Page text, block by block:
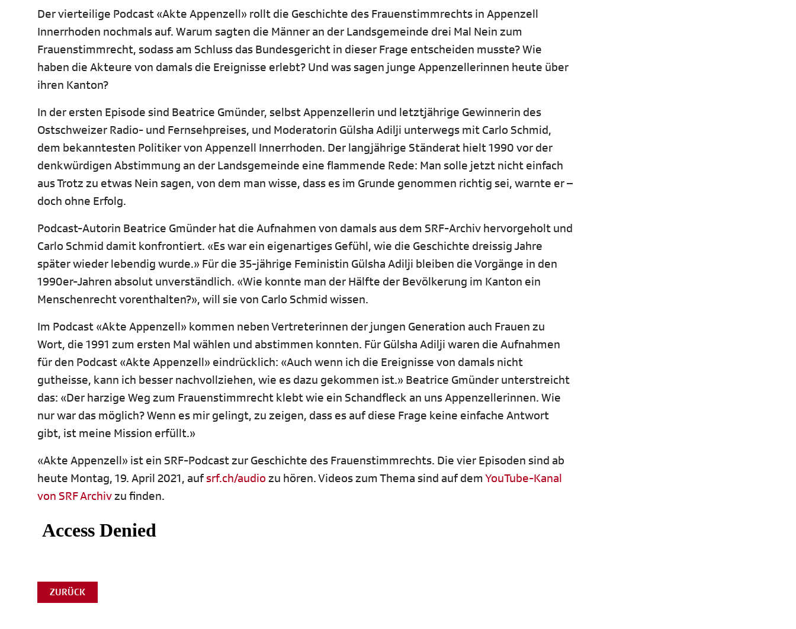
Der vierteilige Podcast «Akte Appenzell» rollt die Geschichte des Frauenstimmrechts in Appenzell
Innerrhoden nochmals auf. Warum sagten die Männer an der Landsgemeinde drei Mal Nein zum
Frauenstimmrecht, sodass am Schluss das Bundesgericht in dieser Frage entscheiden musste? Wie
haben die Akteure von damals die Ereignisse erlebt? Und was sagen junge Appenzellerinnen heute über
ihren Kanton?
In der ersten Episode sind Beatrice Gmünder, selbst Appenzellerin und letztjährige Gewinnerin des
Ostschweizer Radio- und Fernsehpreises, und Moderatorin Gülsha Adilji unterwegs mit Carlo Schmid,
dem bekanntesten Politiker von Appenzell Innerrhoden. Der langjährige Ständerat hielt 1990 vor der
denkwürdigen Abstimmung an der Landsgemeinde eine flammende Rede: Man solle jetzt nicht einfach
aus Trotz zu etwas Nein sagen, von dem man wisse, dass es im Grunde genommen richtig sei, warnte er –
doch ohne Erfolg.
Podcast-Autorin Beatrice Gmünder hat die Aufnahmen von damals aus dem SRF-Archiv hervorgeholt und
Carlo Schmid damit konfrontiert. «Es war ein eigenartiges Gefühl, wie die Geschichte dreissig Jahre
später wieder lebendig wurde.» Für die 35-jährige Feministin Gülsha Adilji bleiben die Vorgänge in den
1990er-Jahren absolut unverständlich. «Wie konnte man der Hälfte der Bevölkerung im Kanton ein
Menschenrecht vorenthalten?», will sie von Carlo Schmid wissen.
Im Podcast «Akte Appenzell» kommen neben Vertreterinnen der jungen Generation auch Frauen zu
Wort, die 1991 zum ersten Mal wählen und abstimmen konnten. Für Gülsha Adilji waren die Aufnahmen
für den Podcast «Akte Appenzell» eindrücklich: «Auch wenn ich die Ereignisse von damals nicht
gutheisse, kann ich besser nachvollziehen, wie es dazu gekommen ist.» Beatrice Gmünder unterstreicht
das: «Der harzige Weg zum Frauenstimmrecht klebt wie ein Schandfleck an uns Appenzellerinnen. Wie
nur war das möglich? Wenn es mir gelingt, zu zeigen, dass es auf diese Frage keine einfache Antwort
gibt, ist meine Mission erfüllt.»
«Akte Appenzell» ist ein SRF-Podcast zur Geschichte des Frauenstimmrechts. Die vier Episoden sind ab
heute Montag, 19. April 2021, aufsrf.ch/audio zu hören. Videos zum Thema sind auf dem YouTube-Kanal
von SRF Archivzu finden.
ZURÜCK